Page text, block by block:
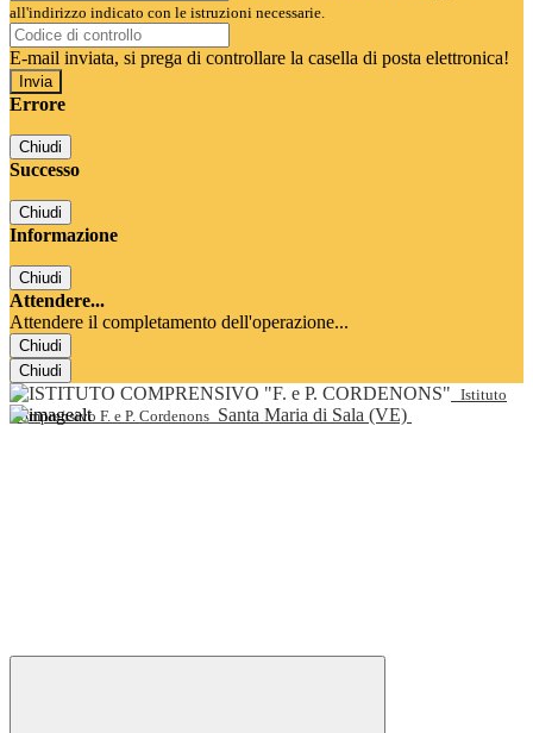
all'indirizzo indicato con le istruzioni necessarie.
E-mail inviata, si prega di controllare la casella di posta elettronica!
Errore
Chiudi
Successo
Chiudi
Informazione
Chiudi
Attendere...
Attendere il completamento dell'operazione...
Chiudi
Chiudi
Istituto
Comprensivo F. e P. Cordenons Santa Maria di Sala (VE)